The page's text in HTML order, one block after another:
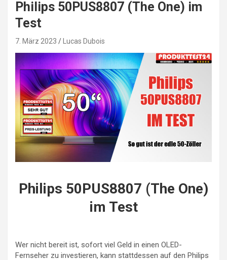
Philips 50PUS8807 (The One) im
Test
7. März 2023 Lucas Dubois
Philips 50PUS8807 (The One)
im Test
Wer nicht bereit ist, sofort viel Geld in einen OLED-
Fernseher zu investieren, kann stattdessen auf den Philips